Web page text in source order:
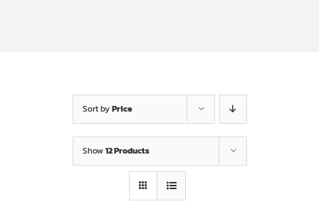
Sort byPrice
Show12 Products